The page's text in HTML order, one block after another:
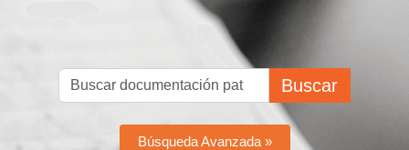
Buscar
Búsqueda Avanzada »